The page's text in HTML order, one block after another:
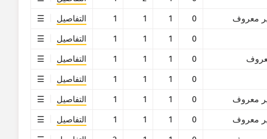
معروف
0
1
1
1
التفاصيل
0
1
1
1
التفاصيل
0
1
1
1
التفاصيل
0
1
1
1
التفاصيل
معروف
0
1
1
1
التفاصيل
معروف
0
1
1
1
التفاصيل